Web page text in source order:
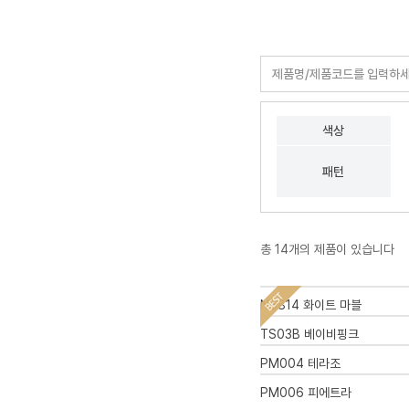
색상
패턴
총 14개의 제품이 있습니다
NS814 화이트 마블
TS03B 베이비핑크
PM004 테라조
PM006 피에트라